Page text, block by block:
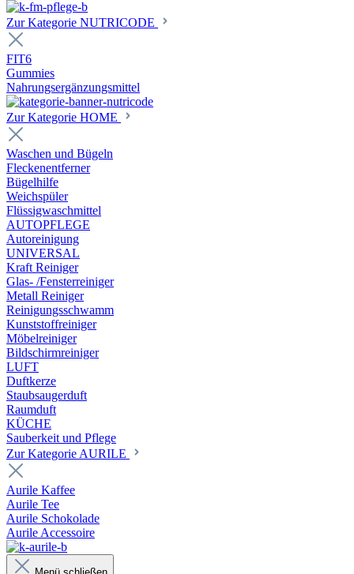
Zur Kategorie NUTRICODE
FIT6
Gummies
Nahrungsergänzungsmittel
Zur Kategorie HOME
Waschen und Bügeln
Fleckenentferner
Bügelhilfe
Weichspüler
Flüssigwaschmittel
AUTOPFLEGE
Autoreinigung
UNIVERSAL
Kraft Reiniger
Glas- /Fensterreiniger
Metall Reiniger
Reinigungsschwamm
Kunststoffreiniger
Möbelreiniger
Bildschirmreiniger
LUFT
Duftkerze
Staubsaugerduft
Raumduft
KÜCHE
Sauberkeit und Pflege
Zur Kategorie AURILE
Aurile Kaffee
Aurile Tee
Aurile Schokolade
Aurile Accessoire